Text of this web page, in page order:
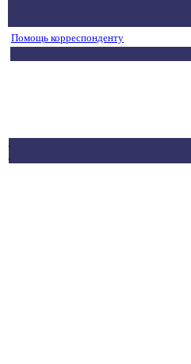
Помощь корреспонденту